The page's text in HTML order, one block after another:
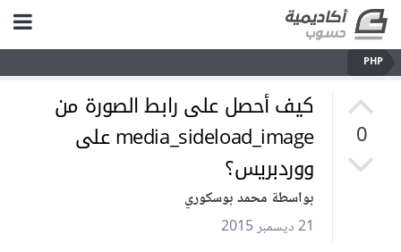
PHP
0
كيف أحصل على رابط الصورة من
media_sideload_image على
ووردبريس؟
بواسطة محمد بوسكوري
21 ديسمبر 2015